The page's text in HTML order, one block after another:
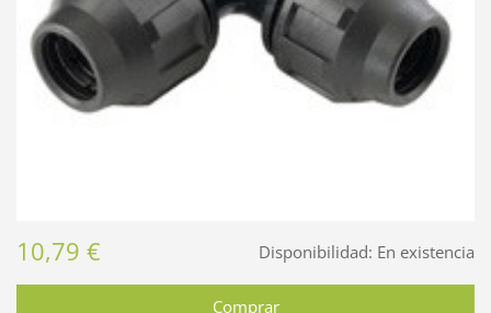
Disponibilidad: En existencia
10,79 €